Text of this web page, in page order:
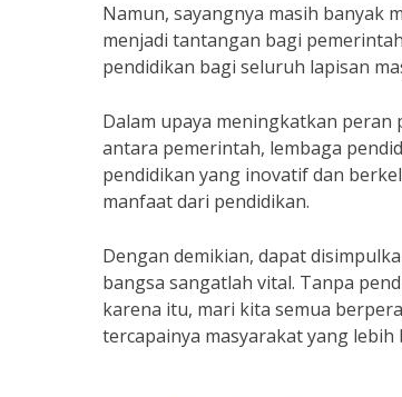
Namun, sayangnya masih banyak
menjadi tantangan bagi
pendidikan bagi seluruh lapisan
Dalam upaya meningkatkan
antara pemerintah, lembaga
pendidikan yang inovatif dan
manfaat dari pendidikan.
Dengan demikian, dapat
bangsa sangatlah vital. Tanpa
karena itu, mari kita semua
tercapainya masyarakat yang